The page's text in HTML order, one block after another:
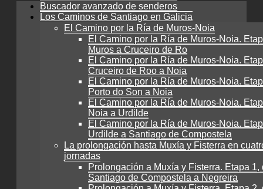
Buscador avanzado de senderos
Los Caminos de Santiago en Galicia
El Camino por la Ría de Muros-Noia
El Camino por la Ría de Muros-Noia.
Muros a Cruceiro de Ro
El Camino por la Ría de Muros-Noia.
Cruceiro de Roo a Noia
El Camino por la Ría de Muros-Noia.
Porto do Son a Noia
El Camino por la Ría de Muros-Noia.
Noia a Urdilde
El Camino por la Ría de Muros-Noia.
Urdilde a Santiago de Compostela
La prolongación hasta Muxía y Fisterra en
jornadas
Prolongación a Muxía y Fisterra. Etapa 1,
Santiago de Compostela a Negreira